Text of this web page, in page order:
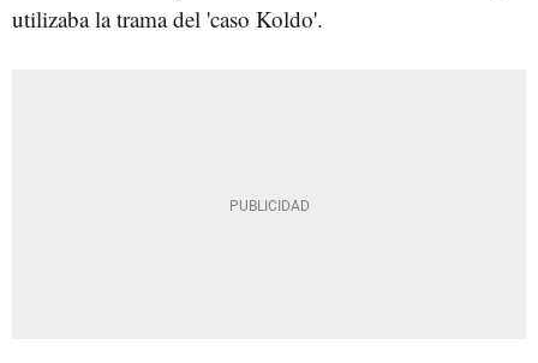
utilizaba la trama del 'caso Koldo'.